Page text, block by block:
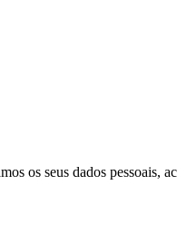
os seus dados pessoais,